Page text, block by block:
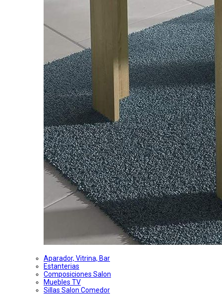
Aparador, Vitrina, Bar
Estanterias
Composiciones Salon
Muebles TV
Sillas Salon Comedor